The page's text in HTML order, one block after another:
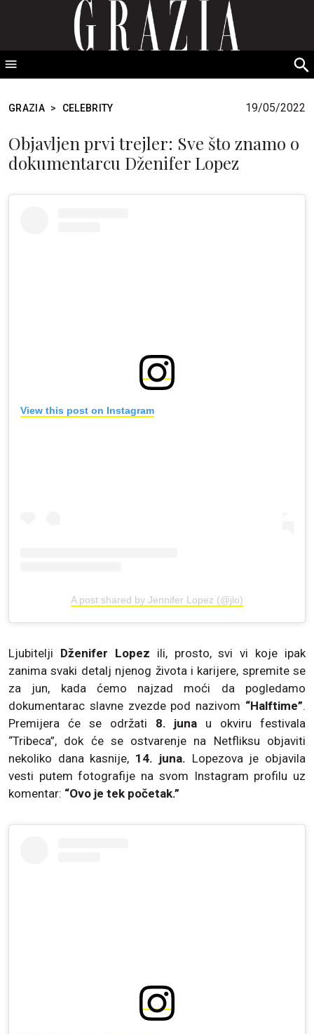
GRAZIA Srbija
GRAZIA > CELEBRITY 19/05/2022
Objavljen prvi trejler: Sve što znamo o
dokumentarcu Dženifer Lopez
View this post on Instagram
A post shared by Jennifer Lopez (@jlo)
Ljubitelji Dženifer Lopez ili, prosto, svi vi koje ipak
zanima svaki detalj njenog života i karijere, spremite se
za jun, kada ćemo najzad moći da pogledamo
dokumentarac slavne zvezde pod nazivom “Halftime”.
Premijera će se održati 8. juna u okviru festivala
“Tribeca”, dok će se ostvarenje na Netfliksu objaviti
nekoliko dana kasnije, 14. juna. Lopezova je objavila
vesti putem fotografije na svom Instagram profilu uz
komentar: “Ovo je tek početak.”